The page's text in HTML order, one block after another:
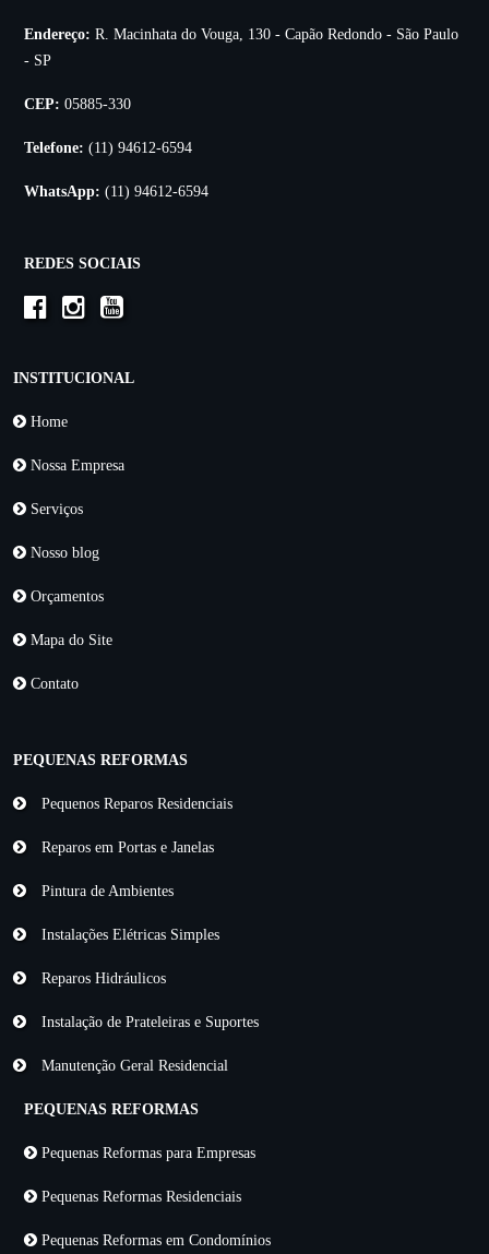
Endereço: R. Macinhata do Vouga, 130 - Capão Redondo - São Paulo
- SP
CEP: 05885-330
Telefone: (11) 94612-6594
WhatsApp: (11) 94612-6594
REDES SOCIAIS
INSTITUCIONAL
Home
Nossa Empresa
Serviços
Nosso blog
Orçamentos
Mapa do Site
Contato
PEQUENAS REFORMAS
Pequenos Reparos Residenciais
Reparos em Portas e Janelas
Pintura de Ambientes
Instalações Elétricas Simples
Reparos Hidráulicos
Instalação de Prateleiras e Suportes
Manutenção Geral Residencial
PEQUENAS REFORMAS
Pequenas Reformas para Empresas
Pequenas Reformas Residenciais
Pequenas Reformas em Condomínios